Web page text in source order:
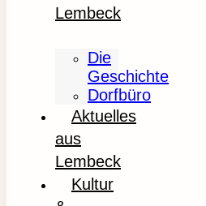
Lembeck
Die
Geschichte
Dorfbüro
Aktuelles
aus
Lembeck
Kultur